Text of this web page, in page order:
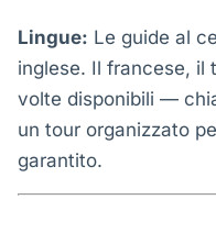
Lingue: Le guide al
inglese. Il francese, il
volte disponibili —
un tour organizzato
garantito.